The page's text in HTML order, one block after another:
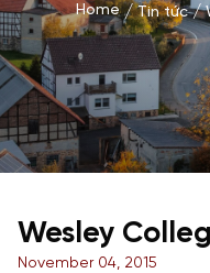
Home Tin tức
Wesley
November 04, 2015